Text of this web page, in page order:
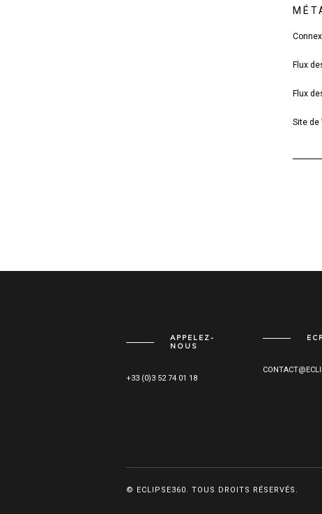
Flux
Flux
Site de
APPELEZ-
NOUS
+33 (0)3 52 74 01 18
© ECLIPSE360. TOUS DROITS RÉSERVÉS.